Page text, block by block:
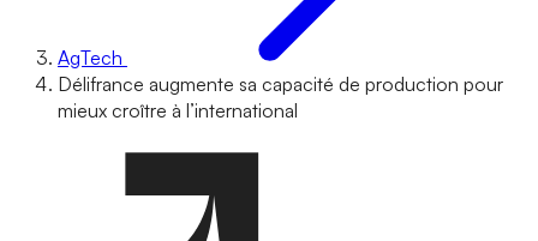
AgTech
Délifrance augmente sa capacité de production pour
mieux croître à l’international